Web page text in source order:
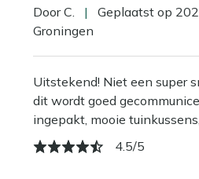
Door C. | Geplaatst op
Groningen
Uitstekend! Niet een super
dit wordt goed
ingepakt, mooie
4.5/5